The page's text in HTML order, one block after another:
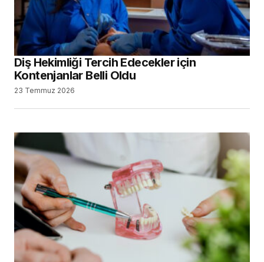
Diş Hekimliği Tercih Edecekler için
Kontenjanlar Belli Oldu
23 Temmuz 2026